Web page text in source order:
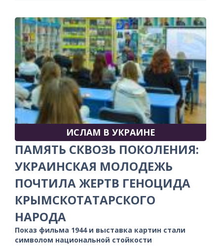
ИСЛАМ В УКРАИНЕ
ПАМЯТЬ СКВОЗЬ ПОКОЛЕНИЯ:
УКРАИНСКАЯ МОЛОДЕЖЬ
ПОЧТИЛА ЖЕРТВ ГЕНОЦИДА
КРЫМСКОТАТАРСКОГО
НАРОДА
Показ фильма 1944 и выставка картин стали
символом национальной стойкости